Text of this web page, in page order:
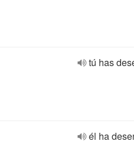
tú has
él ha